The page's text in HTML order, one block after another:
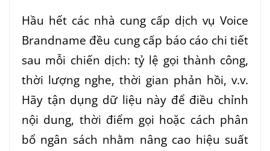
Hầu hết các nhà cung cấp dịch vụ Voice
Brandname đều cung cấp báo cáo chi tiết
sau mỗi chiến dịch: tỷ lệ gọi thành công,
thời lượng nghe, thời gian phản hồi, v.v.
Hãy tận dụng dữ liệu này để điều chỉnh
nội dung, thời điểm gọi hoặc cách phân
bổ ngân sách nhằm nâng cao hiệu suất